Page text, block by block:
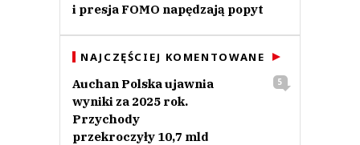
i presja FOMO napędzają popyt
NAJCZĘŚCIEJ KOMENTOWANE
Auchan Polska ujawnia
wyniki za 2025 rok.
Przychody
przekroczyły 10,7 mld
5